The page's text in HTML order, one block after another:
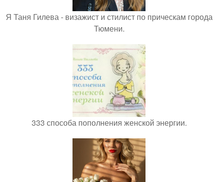
Я Таня Гилева - визажист и стилист по прическам города
Тюмени.
333 способа пополнения женской энергии.